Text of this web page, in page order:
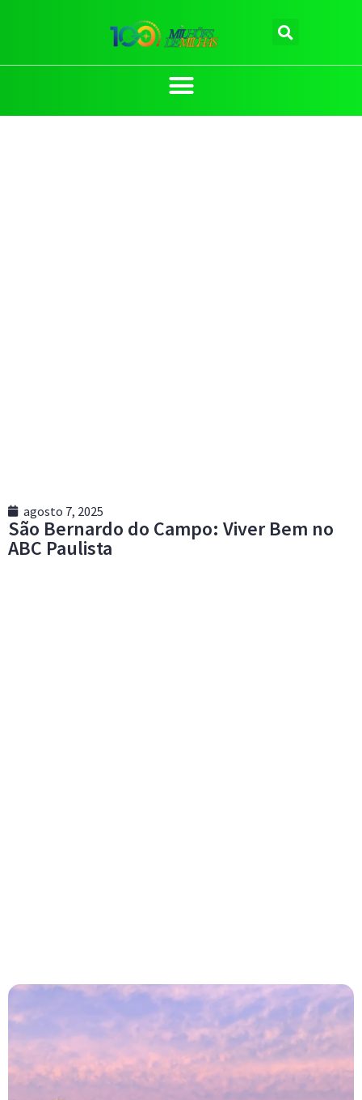
agosto 7, 2025
São Bernardo do Campo: Viver Bem no
ABC Paulista